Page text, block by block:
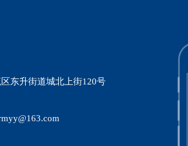
东升街道城北上街120号